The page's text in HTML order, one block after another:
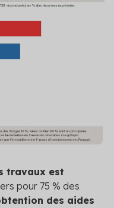
travaux est
pour 75 % des
des aides